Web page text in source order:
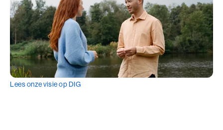
Lees onze visie op DIG